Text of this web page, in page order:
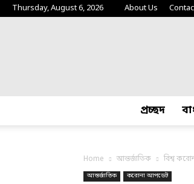
Thursday, August 6, 2026 About Us
প্রচ্ছদ
Home আন্তর্জাতিক বিশ্ব
আন্তর্জাতিক করোনা আপডেট